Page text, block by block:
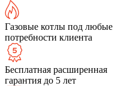
Газовые котлы под любые
потребности клиента
Бесплатная расширенная
гарантия до 5 лет